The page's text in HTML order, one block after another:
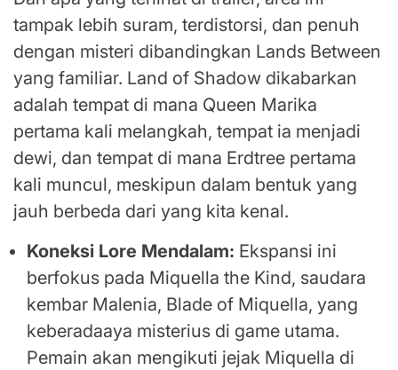
tampak lebih suram, terdistorsi, dan penuh
dengan misteri dibandingkan Lands Between
yang familiar. Land of Shadow dikabarkan
adalah tempat di mana Queen Marika
pertama kali melangkah, tempat ia menjadi
dewi, dan tempat di mana Erdtree pertama
kali muncul, meskipun dalam bentuk yang
jauh berbeda dari yang kita kenal.
Koneksi Lore Mendalam: Ekspansi ini
berfokus pada Miquella the Kind, saudara
kembar Malenia, Blade of Miquella, yang
keberadaaya misterius di game utama.
Pemain akan mengikuti jejak Miquella di